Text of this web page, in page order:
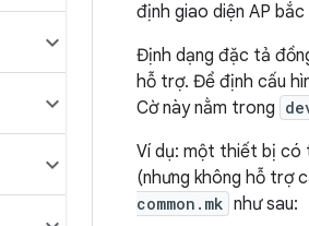
định giao diện AP
Định dạng đặc tả
hỗ trợ. Để định cấu
Cờ này nằm trong
Ví dụ: một thiết bị có
(nhưng không hỗ trợ
common.mk như sau: